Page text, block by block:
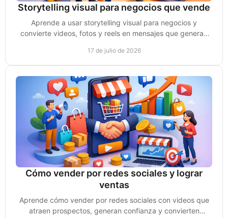
Storytelling visual para negocios que vende
Aprende a usar storytelling visual para negocios y
convierte videos, fotos y reels en mensajes que generan
17 de julio de 2026
Cómo vender por redes sociales y lograr
ventas
Aprende cómo vender por redes sociales con videos que
atraen prospectos, generan confianza y convierten